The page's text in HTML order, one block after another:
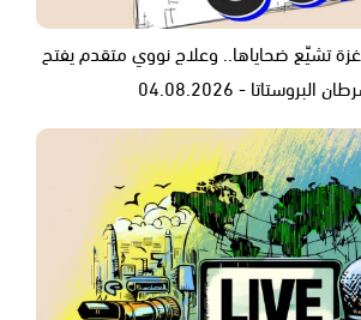
تشيّع ضحاياها.. وعلاج نووي متقدم يفتح
- 04.08.2026